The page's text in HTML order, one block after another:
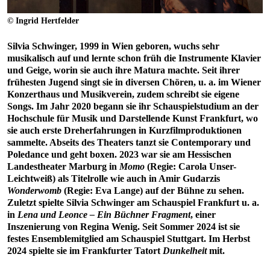
© Ingrid Hertfelder
Silvia Schwinger, 1999 in Wien geboren, wuchs sehr
musikalisch auf und lernte schon früh die Instrumente Klavier
und Geige, worin sie auch ihre Matura machte. Seit ihrer
frühesten Jugend singt sie in diversen Chören, u. a. im Wiener
Konzerthaus und Musikverein, zudem schreibt sie eigene
Songs. Im Jahr 2020 begann sie ihr Schauspielstudium an der
Hochschule für Musik und Darstellende Kunst Frankfurt, wo
sie auch erste Dreherfahrungen in Kurzfilmproduktionen
sammelte. Abseits des Theaters tanzt sie Contemporary und
Poledance und geht boxen. 2023 war sie am Hessischen
Landestheater Marburg in Momo (Regie: Carola Unser-
Leichtweiß) als Titelrolle wie auch in Amir Gudarzis
Wonderwomb (Regie: Eva Lange) auf der Bühne zu sehen.
Zuletzt spielte Silvia Schwinger am Schauspiel Frankfurt u. a.
in Lena und Leonce – Ein Büchner Fragment, einer
Inszenierung von Regina Wenig. Seit Sommer 2024 ist sie
festes Ensemblemitglied am Schauspiel Stuttgart. Im Herbst
2024 spielte sie im Frankfurter Tatort Dunkelheitmit.